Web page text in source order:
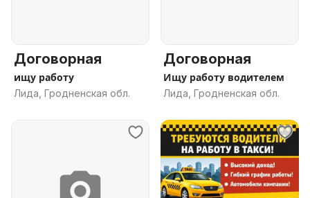
Договорная
ищу работу
Лида, Гродненская обл.
Договорная
Ищу работу водителем
Лида, Гродненская обл.